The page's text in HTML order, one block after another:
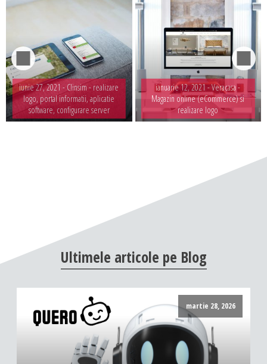
iunie 27, 2021 - Clinsim - realizare
logo, portal informatii, aplicatie
software, configurare server
ianuarie 12, 2021 -Veracasa -
Magazin online (eCommerce) si
realizare logo
Ultimele articole pe Blog
martie 28, 2026